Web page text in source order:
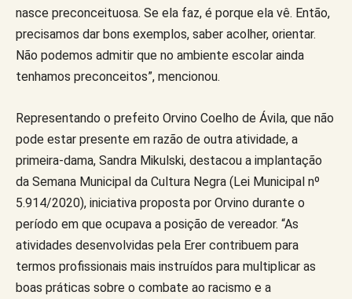
nasce preconceituosa. Se ela faz, é porque ela vê. Então,
precisamos dar bons exemplos, saber acolher, orientar.
Não podemos admitir que no ambiente escolar ainda
tenhamos preconceitos”, mencionou.
Representando o prefeito Orvino Coelho de Ávila, que não
pode estar presente em razão de outra atividade, a
primeira-dama, Sandra Mikulski, destacou a implantação
da Semana Municipal da Cultura Negra (Lei Municipal nº
5.914/2020), iniciativa proposta por Orvino durante o
período em que ocupava a posição de vereador. “As
atividades desenvolvidas pela Erer contribuem para
termos profissionais mais instruídos para multiplicar as
boas práticas sobre o combate ao racismo e a